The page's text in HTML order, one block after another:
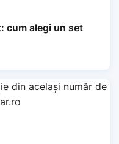
cum alegi un set